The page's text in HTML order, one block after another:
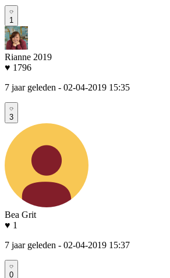
1
Rianne 2019
♥ 1796
7 jaar geleden - 02-04-2019 15:35
3
Bea Grit
♥ 1
7 jaar geleden - 02-04-2019 15:37
0